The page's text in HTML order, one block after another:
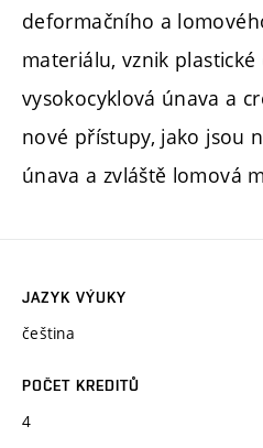
deformačního a
materiálu, vznik plastické
vysokocyklová únava a
nové přístupy, jako jsou
únava a zvláště lomová
JAZYK VÝUKY
čeština
POČET KREDITŮ
4